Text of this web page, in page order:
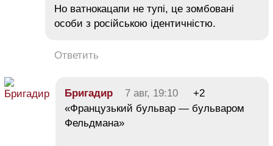
Но ватнокацапи не тупі, це зомбовані
особи з російською ідентичністю.
Ответить
Бригадир 7 авг, 19:10
+2
«Французький бульвар — бульваром
Фельдмана»